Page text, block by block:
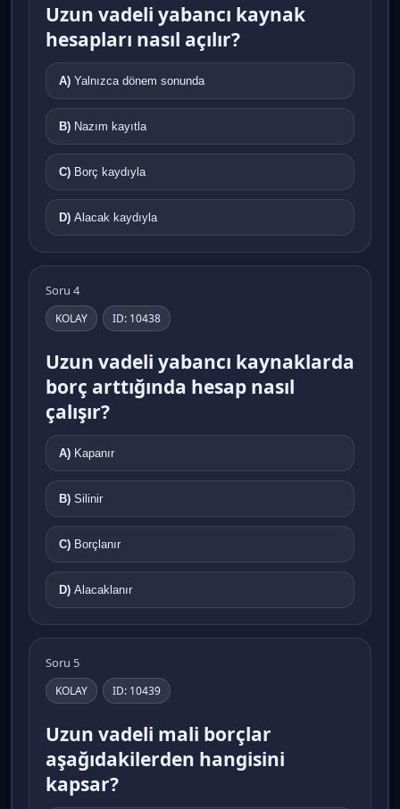
Uzun vadeli yabancı kaynak
hesapları nasıl açılır?
A) Yalnızca dönem sonunda
B) Nazım kayıtla
C) Borç kaydıyla
D) Alacak kaydıyla
Soru 4
KOLAY ID: 10438
Uzun vadeli yabancı kaynaklarda
borç arttığında hesap nasıl
çalışır?
A) Kapanır
B) Silinir
C) Borçlanır
D) Alacaklanır
Soru 5
KOLAY ID: 10439
Uzun vadeli mali borçlar
aşağıdakilerden hangisini
kapsar?